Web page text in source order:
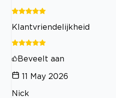
Klantvriendelijkheid
Beveelt aan
11 May 2026
Nick